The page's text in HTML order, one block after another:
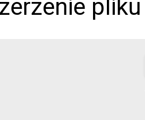
pliku